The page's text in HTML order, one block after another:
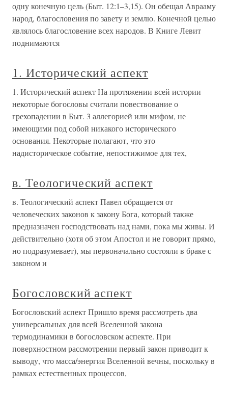
одну конечную цель (Быт. 12:1–3,15). Он обещал Аврааму
народ, благословения по завету и землю. Конечной целью
являлось благословение всех народов. В Книге Левит
поднимаются
1. Исторический аспект
1. Исторический аспект На протяжении всей истории
некоторые богословы считали повествование о
грехопадении в Быт. 3 аллегорией или мифом, не
имеющими под собой никакого исторического
основания. Некоторые полагают, что это
надисторическое событие, непостижимое для тех,
в. Теологический аспект
в. Теологический аспект Павел обращается от
человеческих законов к закону Бога, который также
предназначен господствовать над нами, пока мы живы. И
действительно (хотя об этом Апостол и не говорит прямо,
но подразумевает), мы первоначально состояли в браке с
законом и
Богословский аспект
Богословский аспект Пришло время рассмотреть два
универсальных для всей Вселенной закона
термодинамики в богословском аспекте. При
поверхностном рассмотрении первый закон приводит к
выводу, что масса/энергия Вселенной вечны, поскольку в
рамках естественных процессов,